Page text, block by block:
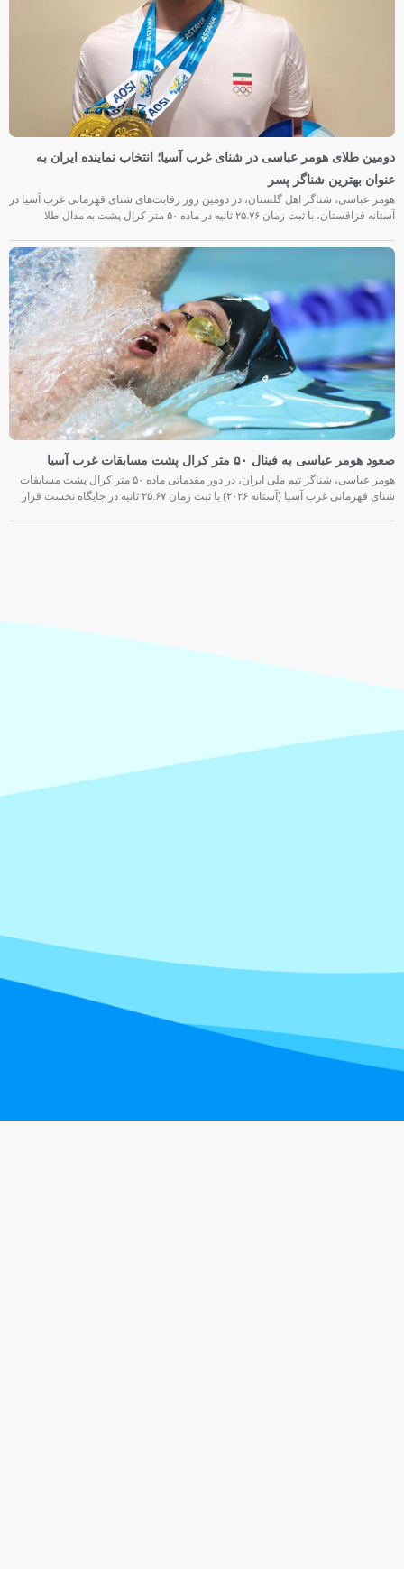
دومین طلای هومر عباسی در شنای غرب آسیا؛ انتخاب نماینده ایران به
عنوان بهترین شناگر پسر
هومر عباسی، شناگر اهل گلستان، در دومین روز رقابت‌های شنای قهرمانی غرب آسیا در
آستانه قزاقستان، با ثبت زمان ۲۵.۷۶ ثانیه در ماده ۵۰ متر کرال پشت به مدال طلا
صعود هومر عباسی به فینال ۵۰ متر کرال پشت مسابقات غرب آسیا
هومر عباسی، شناگر تیم ملی ایران، در دور مقدماتی ماده ۵۰ متر کرال پشت مسابقات
شنای قهرمانی غرب آسیا (آستانه ۲۰۲۶) با ثبت زمان ۲۵.۶۷ ثانیه در جایگاه نخست قرار